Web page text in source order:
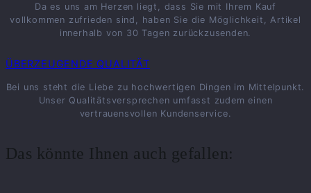
Da es uns am Herzen liegt, dass Sie mit Ihrem Kauf
vollkommen zufrieden sind, haben Sie die Möglichkeit, Artikel
innerhalb von 30 Tagen zurückzusenden.
ÜBERZEUGENDE QUALITÄT
Bei uns steht die Liebe zu hochwertigen Dingen im Mittelpunkt.
Unser Qualitätsversprechen umfasst zudem einen
vertrauensvollen Kundenservice.
Das könnte Ihnen auch gefallen: